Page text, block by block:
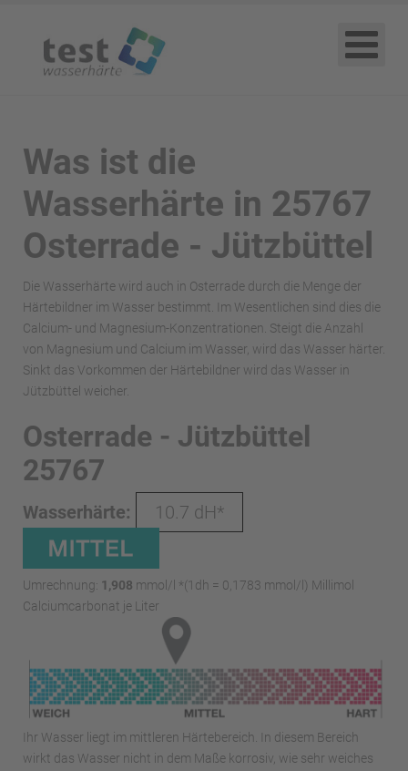
Was ist die
Wasserhärte in 25767
Osterrade - Jützbüttel
Die Wasserhärte wird auch in Osterrade durch die Menge der
Härtebildner im Wasser bestimmt. Im Wesentlichen sind dies die
Calcium- und Magnesium-Konzentrationen. Steigt die Anzahl
von Magnesium und Calcium im Wasser, wird das Wasser härter.
Sinkt das Vorkommen der Härtebildner wird das Wasser in
Jützbüttel weicher.
Osterrade - Jützbüttel
25767
Wasserhärte: 10.7 dH*
Umrechnung: 1,908 mmol/l *(1dh = 0,1783 mmol/l) Millimol
Calciumcarbonat je Liter
Ihr Wasser liegt im mittleren Härtebereich. In diesem Bereich
wirkt das Wasser nicht in dem Maße korrosiv, wie sehr weiches